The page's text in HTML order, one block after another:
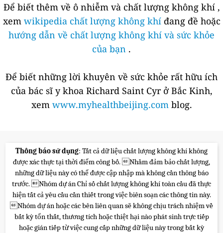
Để biết thêm về ô nhiễm và chất lượng không khí ,
xem wikipedia chất lượng không khíđang đề hoặc
hướng dẫn về chất lượng không khí và sức khỏe
của bạn .
Để biết những lời khuyên về sức khỏe rất hữu ích
của bác sĩ y khoa Richard Saint Cyr ở Bắc Kinh,
xem www.myhealthbeijing.com blog.
Thông báo sử dụng: Tất cả dữ liệu chất lượng không khí không
được xác thực tại thời điểm công bố. Nhằm đảm bảo chất lượng,
những dữ liệu này có thể được cập nhập mà không cần thông báo
trước. Nhóm dự án Chỉ số chất lượng không khí toàn cầu đã thực
hiện tất cả yêu cầu cần thiết trong việc biên soạn các thông tin này.
Nhóm dự án hoặc các bên liên quan sẽ không chịu trách nhiệm về
bất kỳ tổn thất, thương tích hoặc thiệt hại nào phát sinh trực tiếp
hoặc gián tiếp từ việc cung cấp những dữ liệu này trong bất kỳ